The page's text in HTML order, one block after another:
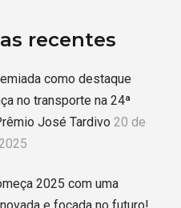
recentes
como destaque
no transporte na 24ª
José Tardivo 20 de
2025 com uma